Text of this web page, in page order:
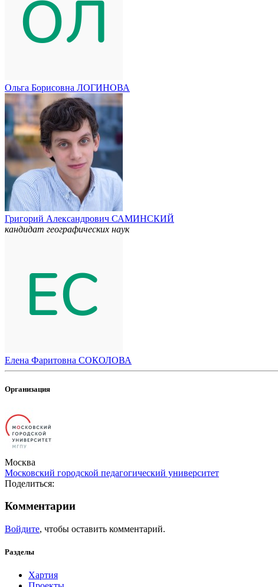
Ольга Борисовна ЛОГИНОВА
Григорий Александрович САМИНСКИЙ
кандидат географических наук
Елена Фаритовна СОКОЛОВА
Организация
Москва
Московский городской педагогический университет
Поделиться:
Комментарии
Войдите, чтобы оставить комментарий.
Разделы
Хартия